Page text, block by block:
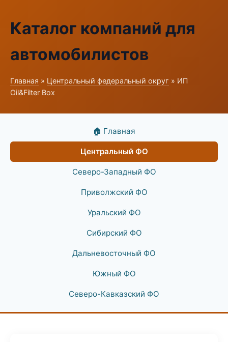
Каталог компаний для
автомобилистов
Главная » Центральный федеральный округ » ИП
Oil&Filter Box
🏠 Главная
Центральный ФО
Северо-Западный ФО
Приволжский ФО
Уральский ФО
Сибирский ФО
Дальневосточный ФО
Южный ФО
Северо-Кавказский ФО